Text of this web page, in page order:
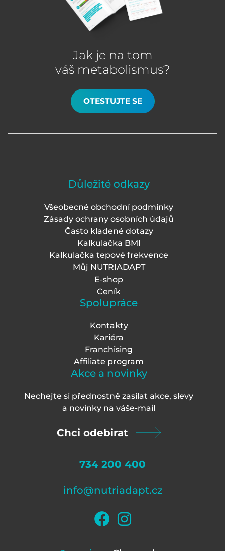
Jak je na tom
váš metabolismus?
OTESTUJTE SE
Důležité odkazy
Všeobecné obchodní podmínky
Zásady ochrany osobních údajů
Často kladené dotazy
Kalkulačka BMI
Kalkulačka tepové frekvence
Můj NUTRIADAPT
E-shop
Ceník
Spolupráce
Kontakty
Kariéra
Franchising
Affiliate program
Akce a novinky
Nechejte si přednostně zasílat akce, slevy
a novinky na váše-mail
Chci odebirat
734 200 400
info@nutriadapt.cz